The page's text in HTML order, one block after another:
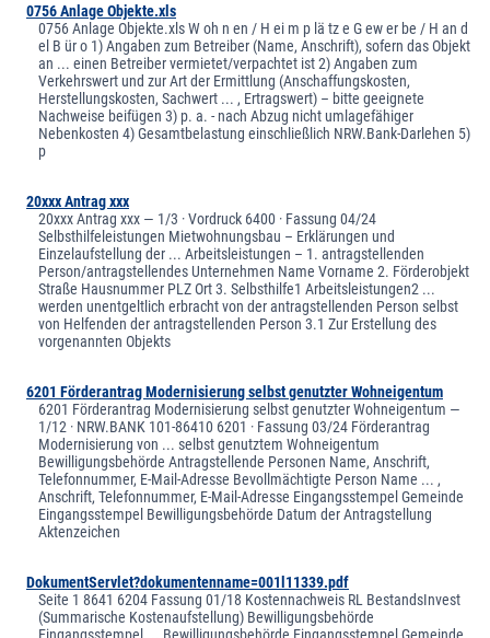
0756 Anlage Objekte.xls
0756 Anlage Objekte.xls W oh n en / H ei m p lä tz e G ew er be / H an d
el B ür o 1) Angaben zum Betreiber (Name, Anschrift), sofern das Objekt
an ... einen Betreiber vermietet/verpachtet ist 2) Angaben zum
Verkehrswert und zur Art der Ermittlung (Anschaffungskosten,
Herstellungskosten, Sachwert ... , Ertragswert) – bitte geeignete
Nachweise beifügen 3) p. a. - nach Abzug nicht umlagefähiger
Nebenkosten 4) Gesamtbelastung einschließlich NRW.Bank-Darlehen 5)
p
20xxx Antrag xxx
20xxx Antrag xxx — 1/3 · Vordruck 6400 · Fassung 04/24
Selbsthilfeleistungen Mietwohnungsbau – Erklärungen und
Einzelaufstellung der ... Arbeitsleistungen – 1. antragstellenden
Person/antragstellendes Unternehmen Name Vorname 2. Förderobjekt
Straße Hausnummer PLZ Ort 3. Selbsthilfe1 Arbeitsleistungen2 ...
werden unentgeltlich erbracht von der antragstellenden Person selbst
von Helfenden der antragstellenden Person 3.1 Zur Erstellung des
vorgenannten Objekts
6201 Förderantrag Modernisierung selbst genutzter Wohneigentum
6201 Förderantrag Modernisierung selbst genutzter Wohneigentum —
1/12 · NRW.BANK 101-86410 6201 · Fassung 03/24 Förderantrag
Modernisierung von ... selbst genutztem Wohneigentum
Bewilligungsbehörde Antragstellende Personen Name, Anschrift,
Telefonnummer, E-Mail-Adresse Bevollmächtigte Person Name ... ,
Anschrift, Telefonnummer, E-Mail-Adresse Eingangsstempel Gemeinde
Eingangsstempel Bewilligungsbehörde Datum der Antragstellung
Aktenzeichen
DokumentServlet?dokumentenname=001l11339.pdf
Seite 1 8641 6204 Fassung 01/18 Kostennachweis RL BestandsInvest
(Summarische Kostenaufstellung) Bewilligungsbehörde
Eingangsstempel ... Bewilligungsbehörde Eingangsstempel Gemeinde